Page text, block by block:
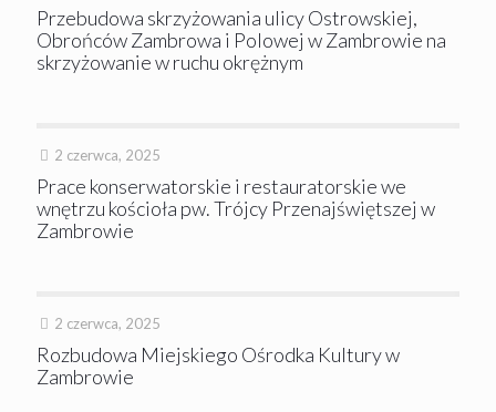
Przebudowa skrzyżowania ulicy Ostrowskiej,
Obrońców Zambrowa i Polowej w Zambrowie na
skrzyżowanie w ruchu okrężnym
2 czerwca, 2025
Prace konserwatorskie i restauratorskie we
wnętrzu kościoła pw. Trójcy Przenajświętszej w
Zambrowie
2 czerwca, 2025
Rozbudowa Miejskiego Ośrodka Kultury w
Zambrowie